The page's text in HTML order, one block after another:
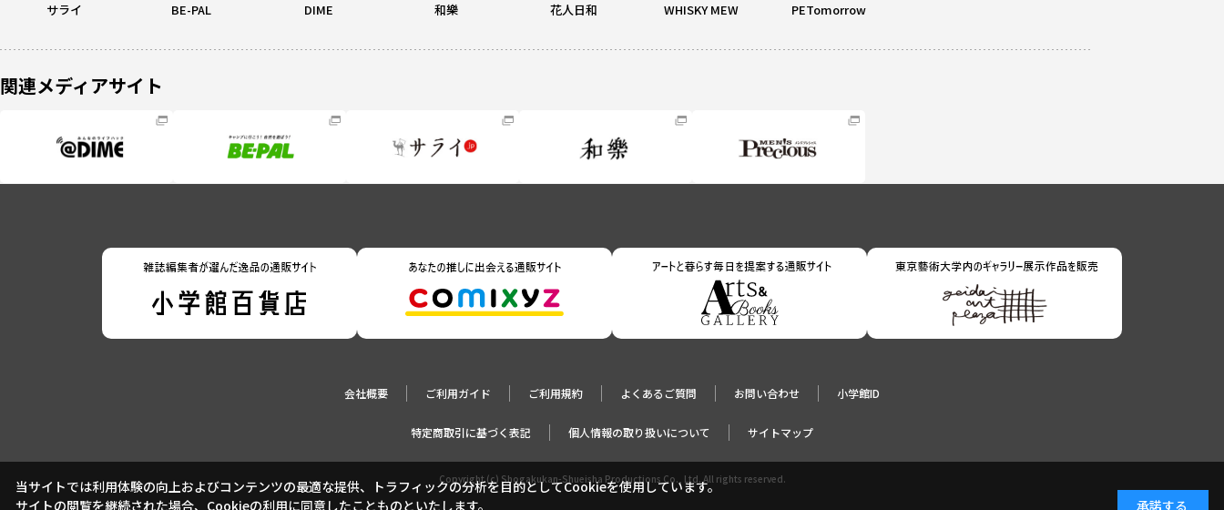
サライ BE-PAL DIME 和樂 花人日和 WHISKY MEW PETomorrow
関連メディアサイト
会社概要 ご利用ガイド ご利用規約 よくあるご質問 お問い合わせ 小学館ID
特定商取引に基づく表記 個人情報の取り扱いについて サイトマップ
Copyright (c) Shogakukan-Shueisha Productions Co., Ltd. All rights reserved.
当サイトでは利用体験の向上およびコンテンツの最適な提供、トラフィックの分析を目的としてCookieを使用しています。
サイトの閲覧を継続された場合、Cookieの利用に同意したことものといたします。
承諾する